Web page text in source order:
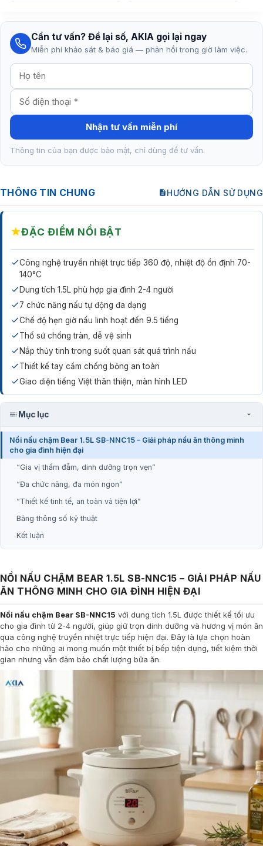
Cần tư vấn? Để lại số, AKIA gọi lại ngay
Miễn phí khảo sát & báo giá — phản hồi trong giờ làm việc.
Nhận tư vấn miễn phí
Thông tin của bạn được bảo mật, chỉ dùng để tư vấn.
THÔNG TIN CHUNG HƯỚNG DẪN SỬ DỤNG
★ĐẶC ĐIỂM NỔI BẬT
Công nghệ truyền nhiệt trực tiếp 360 độ, nhiệt độ ổn định 70-
140°C
Dung tích 1.5L phù hợp gia đình 2-4 người
7 chức năng nấu tự động đa dạng
Chế độ hẹn giờ nấu linh hoạt đến 9.5 tiếng
Thố sứ chống tràn, dễ vệ sinh
Nắp thủy tinh trong suốt quan sát quá trình nấu
Thiết kế tay cầm chống bỏng an toàn
Giao diện tiếng Việt thân thiện, màn hình LED
Mục lục
Nồi nấu chậm Bear 1.5L SB-NNC15 – Giải pháp nấu ăn thông minh
cho gia đình hiện đại
“Gia vị thấm đẫm, dinh dưỡng trọn vẹn”
“Đa chức năng, đa món ngon”
“Thiết kế tinh tế, an toàn và tiện lợi”
Bảng thông số kỹ thuật
Kết luận
NỒI NẤU CHẬM BEAR 1.5L SB-NNC15 – GIẢI PHÁP NẤU
ĂN THÔNG MINH CHO GIA ĐÌNH HIỆN ĐẠI
Nồi nấu chậm Bear SB-NNC15 với dung tích 1.5L được thiết kế tối ưu
cho gia đình từ 2-4 người, giúp giữ trọn dinh dưỡng và hương vị món ăn
qua công nghệ truyền nhiệt trực tiếp hiện đại. Đây là lựa chọn hoàn
hảo cho những ai mong muốn một thiết bị bếp tiện dụng, tiết kiệm thời
gian nhưng vẫn đảm bảo chất lượng bữa ăn.